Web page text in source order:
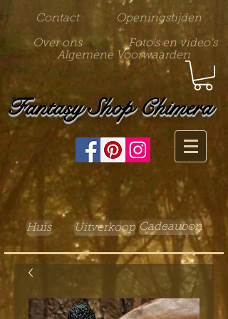
Contact Openingstijden
Over ons
Foto's en video's
Algemene Voorwaarden
Fantasy Shop Chimera
Huis Uitverkoop Cadeaubon